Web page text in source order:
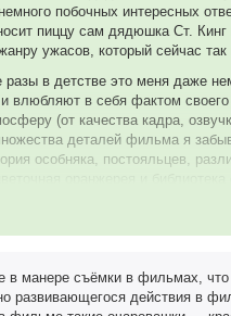
побочных интересных
пиццу сам дядюшка Ст.
ужасов, который сейчас
в детстве это меня даже
влюбляют в себя фактом
(от качества кадра,
деталей фильма я
особняка, постояльцев,
я особо люблю это чудо
дяденьку Ника,
ей плюсик) и всех остальных-
в манере съёмки в фильмах,
развивающегося действия в